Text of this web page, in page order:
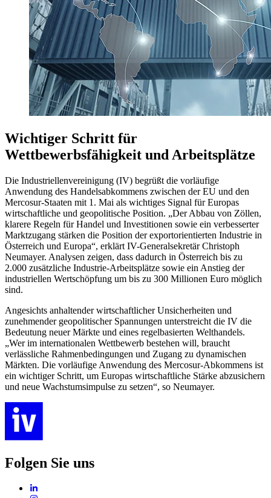
Wichtiger Schritt für
Wettbewerbsfähigkeit und Arbeitsplätze
Die Industriellenvereinigung (IV) begrüßt die vorläufige
Anwendung des Handelsabkommens zwischen der EU und den
Mercosur-Staaten mit 1. Mai als wichtiges Signal für Europas
wirtschaftliche und geopolitische Position. „Der Abbau von Zöllen,
klarere Regeln für Handel und Investitionen sowie ein verbesserter
Marktzugang stärken die Position der exportorientierten Industrie in
Österreich und Europa“, erklärt IV-Generalsekretär Christoph
Neumayer. Analysen zeigen, dass dadurch in Österreich bis zu
2.000 zusätzliche Industrie-Arbeitsplätze sowie ein Anstieg der
industriellen Wertschöpfung um bis zu 300 Millionen Euro möglich
sind.
Angesichts anhaltender wirtschaftlicher Unsicherheiten und
zunehmender geopolitischer Spannungen unterstreicht die IV die
Bedeutung neuer Märkte und eines regelbasierten Welthandels.
„Wer im internationalen Wettbewerb bestehen will, braucht
verlässliche Rahmenbedingungen und Zugang zu dynamischen
Märkten. Die vorläufige Anwendung des Mercosur-Abkommens ist
ein wichtiger Schritt, um Europas wirtschaftliche Stärke abzusichern
und neue Wachstumsimpulse zu setzen“, so Neumayer.
Folgen Sie uns